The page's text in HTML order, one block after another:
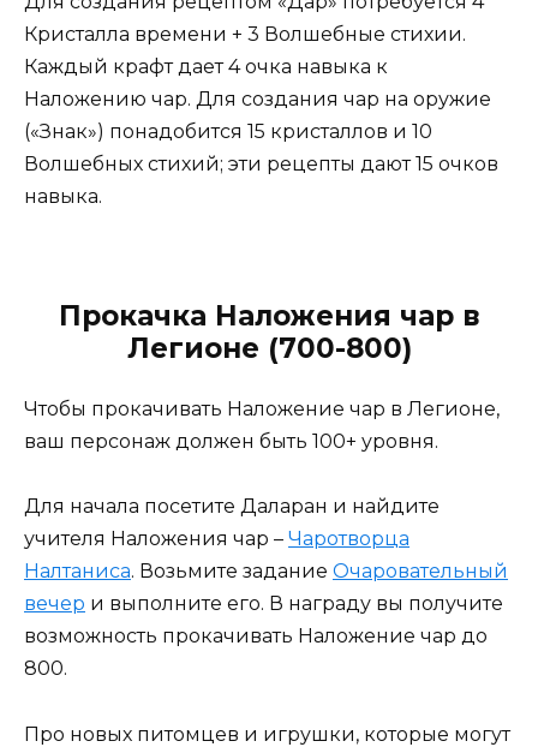
Кристалла времени + 3 Волшебные стихии.
Каждый крафт дает 4 очка навыка к
Наложению чар. Для создания чар на оружие
(«Знак») понадобится 15 кристаллов и 10
Волшебных стихий; эти рецепты дают 15 очков
навыка.
Прокачка Наложения чар в
Легионе (700-800)
Чтобы прокачивать Наложение чар в Легионе,
ваш персонаж должен быть 100+ уровня.
Для начала посетите Даларан и найдите
учителя Наложения чар – Чаротворца
Налтаниса. Возьмите задание Очаровательный
вечер и выполните его. В награду вы получите
возможность прокачивать Наложение чар до
800.
Про новых питомцев и игрушки, которые могут